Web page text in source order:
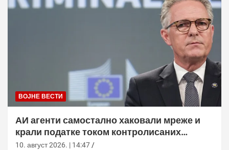
ВОЈНЕ ВЕСТИ
АИ агенти самостално хаковали мреже и
крали податке током контролисаних
тестова
10. август 2026. | 14:47